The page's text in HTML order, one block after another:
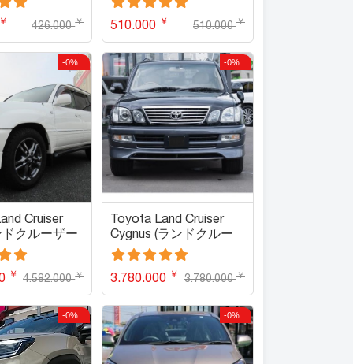
426.000￥ 510.000￥
510.000 ￥
-0%
Cruiser
クルーザー
4.582.000￥
￥
-0%
Toyota Land Cruiser
Cygnus (ランドクルー
ザーシグナス)
3.780.000￥
3.780.000 ￥
-0% -0%